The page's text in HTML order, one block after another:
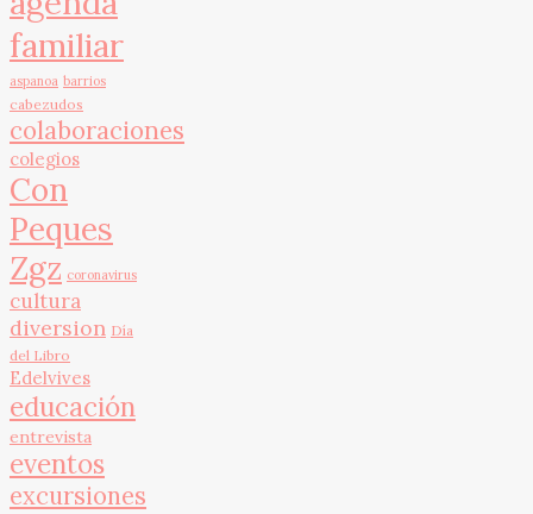
familiar
aspanoa barrios
cabezudos
colaboraciones
colegios
Con
Peques
Zgz coronavirus
cultura
diversion Día
del Libro
Edelvives
educación
entrevista
eventos
excursiones